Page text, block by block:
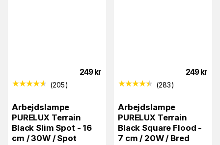
249 kr
(205)
Arbejdslampe
PURELUX Terrain
Black Slim Spot - 16
cm / 30W / Spot
249 kr
(283)
Arbejdslampe
PURELUX Terrain
Black Square Flood -
7 cm / 20W / Bred